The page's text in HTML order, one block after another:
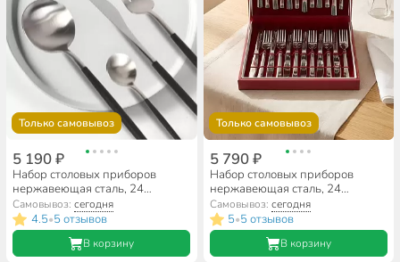
Только самовывоз
5 190 ₽
Набор столовых приборов
нержавеющая сталь, 24
предмета, подарочная
упаковка, Y6-10265
Самовывоз:сегодня
4.5•5 отзывов
В корзину
Только самовывоз
5 790 ₽
Набор столовых приборов
нержавеющая сталь, 24
предмета, подарочная
упаковка, Добросталь/Нытва,
Торжество М18, н14/2
Самовывоз: сегодня
5•5 отзывов
В корзину